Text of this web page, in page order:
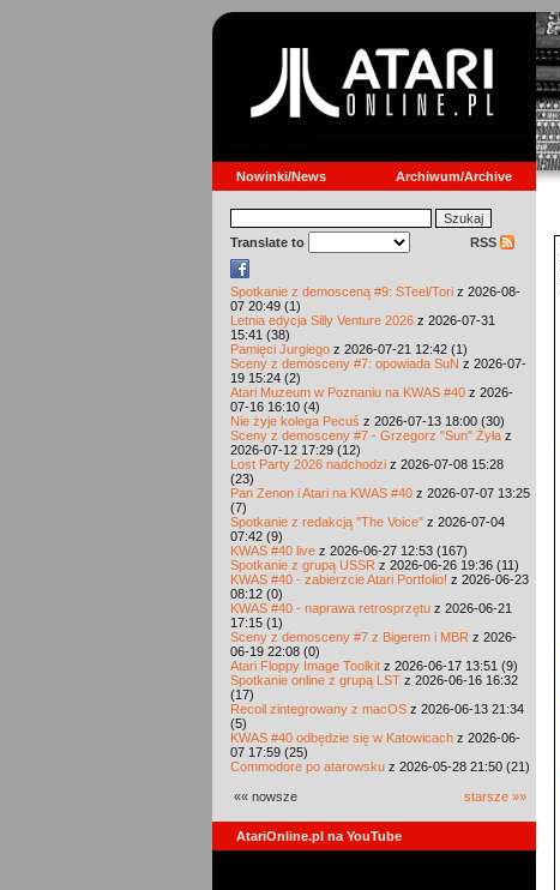
Nowinki/News Archiwum/Archive
Translate to RSS
Spotkanie z demosceną #9: STeel/Tori z 2026-08-
07 20:49 (1)
Letnia edycja Silly Venture 2026 z 2026-07-31
15:41 (38)
Pamięci Jurgiego z 2026-07-21 12:42 (1)
Sceny z demosceny #7: opowiada SuN z 2026-07-
19 15:24 (2)
Atari Muzeum w Poznaniu na KWAS #40 z 2026-
07-16 16:10 (4)
Nie żyje kolega Pecuś z 2026-07-13 18:00 (30)
Sceny z demosceny #7 - Grzegorz "Sun" Żyła z
2026-07-12 17:29 (12)
Lost Party 2026 nadchodzi z 2026-07-08 15:28
(23)
Pan Zenon i Atari na KWAS #40 z 2026-07-07 13:25
(7)
Spotkanie z redakcją "The Voice" z 2026-07-04
07:42 (9)
KWAS #40 live z 2026-06-27 12:53 (167)
Spotkanie z grupą USSR z 2026-06-26 19:36 (11)
KWAS #40 - zabierzcie Atari Portfolio! z 2026-06-23
08:12 (0)
KWAS #40 - naprawa retrosprzętu z 2026-06-21
17:15 (1)
Sceny z demosceny #7 z Bigerem i MBR z 2026-
06-19 22:08 (0)
Atari Floppy Image Toolkit z 2026-06-17 13:51 (9)
Spotkanie online z grupą LST z 2026-06-16 16:32
(17)
Recoil zintegrowany z macOS z 2026-06-13 21:34
(5)
KWAS #40 odbędzie się w Katowicach z 2026-06-
07 17:59 (25)
Commodore po atarowsku z 2026-05-28 21:50 (21)
«« nowsze starsze »»
AtariOnline.pl na YouTube